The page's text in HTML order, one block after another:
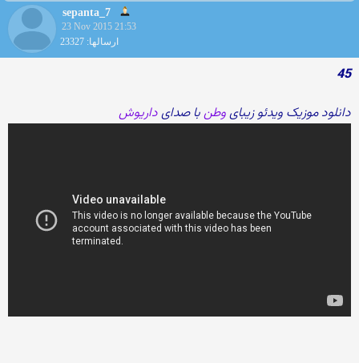
sepanta_7
23 Nov 2015 21:53
ارسالها: 23327
45
دانلود موزیک ویدئو زیبایوطنبا صدایداریوش